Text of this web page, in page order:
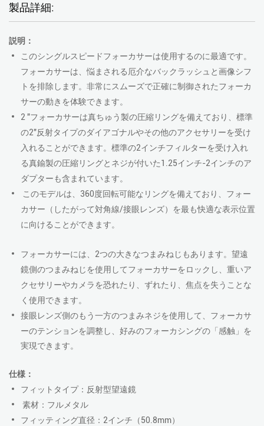
製品詳細:
説明：
このシングルスピードフォーカサーは使用するのに最適です。
フォーカサーは、悩まされる厄介なバックラッシュと画像シフ
トを排除します。 非常にスムーズで正確に制御されたフォーカ
サーの動きを体験できます。
2 "フォーカサーは真ちゅう製の圧縮リングを備えており、標準
の2"反射タイプのダイアゴナルやその他のアクセサリーを受け
入れることができます。 標準の2インチフィルターを受け入れ
る真鍮製の圧縮リングとネジが付いた1.25インチ-2インチのア
ダプターも含まれています。
このモデルは、360度回転可能なリングを備えており、フォー
カサー（したがって対角線/接眼レンズ）を最も快適な表示位置
に向けることができます。
フォーカサーには、2つの大きなつまみねじもあります。 望遠
鏡側のつまみねじを使用してフォーカサーをロックし、重いア
クセサリーやカメラを恐れたり、ずれたり、焦点を失うことな
く使用できます。
接眼レンズ側のもう一方のつまみネジを使用して、フォーカサ
ーのテンションを調整し、好みのフォーカシングの「感触」を
実現できます。
仕様：
フィットタイプ：反射型望遠鏡
素材：フルメタル
フィッティング直径：2インチ（50.8mm）